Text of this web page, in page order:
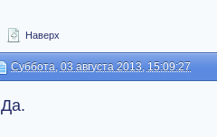
Наверх
Суббота, 03 августа 2013, 15:09:27
Да.